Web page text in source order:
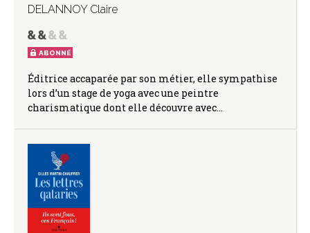
DELANNOY Claire
ABONNÉ
Éditrice accaparée par son métier, elle sympathise
lors d’un stage de yoga avec une peintre
charismatique dont elle découvre avec…